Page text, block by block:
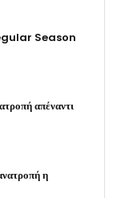
Season
απέναντι
η